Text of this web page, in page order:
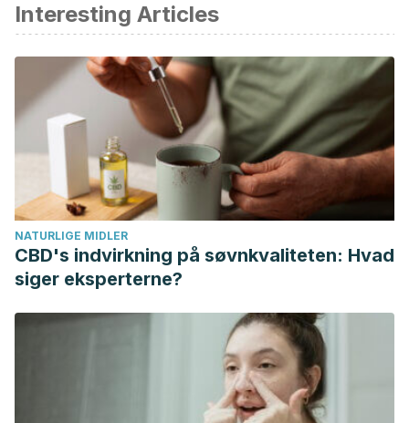
Interesting Articles
NATURLIGE MIDLER
CBD's indvirkning på søvnkvaliteten: Hvad
siger eksperterne?